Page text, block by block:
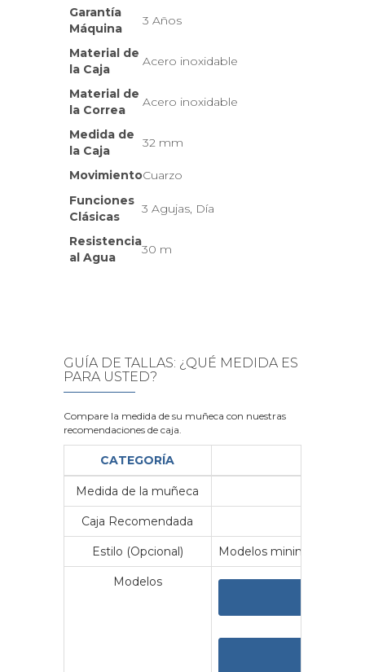
Garantía
Máquina
3 Años
Material de
la Caja
Acero inoxidable
Material de
la Correa
Acero inoxidable
Medida de
la Caja
32 mm
MovimientoCuarzo
Funciones
Clásicas
3 Agujas, Día
Resistencia
al Agua
30 m
GUÍA DE TALLAS: ¿QUÉ MEDIDA ES
PARA USTED?
Compare la medida de su muñeca con nuestras
recomendaciones de caja.
CATEGORÍA
Medida de la muñeca
Caja Recomendada
Estilo (Opcional) Modelos minimalistas y
Modelos